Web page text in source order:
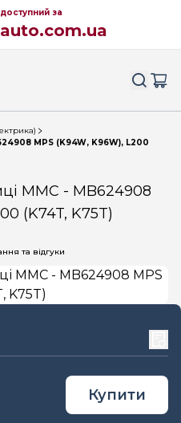
за
MPS (K94W, K96W), L200
MMC - MB624908
(K74T, K75T)
та відгуки
Купити